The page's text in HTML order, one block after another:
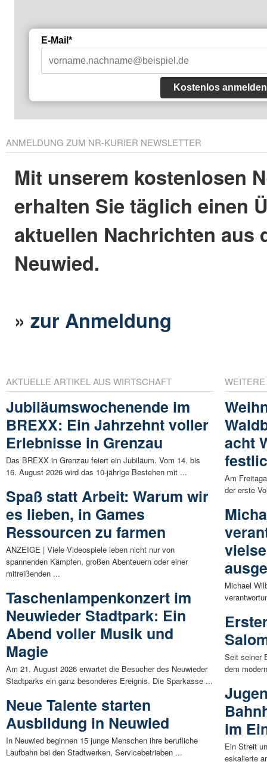
E-Mail*
Kostenlos anmelden
ANMELDUNG ZUM NR-KURIER NEWSLETTER
Mit unserem kostenlosen
erhalten Sie täglich einen
aktuellen Nachrichten aus
Neuwied.
»zur Anmeldung
AKTUELLE ARTIKEL AUS WIRTSCHAFT
Jubiläumswochenende im
BREXX: Ein Jahrzehnt voller
Erlebnisse in Grenzau
Das BREXX in Grenzau feiert ein Jubiläum. Vom 14. bis
16. August 2026 wird das 10-jährige Bestehen mit ...
Spaß statt Arbeit: Warum wir
es lieben, in Games
Ressourcen zu farmen
ANZEIGE | Viele Videospiele leben nicht nur von
spannenden Kämpfen, großen Abenteuern oder einer
mitreißenden ...
Taschenlampenkonzert im
Neuwieder Stadtpark: Ein
Abend voller Musik und
Magie
Am 21. August 2026 erwartet die Besucher des Neuwieder
Stadtparks ein ganz besonderes Ereignis. Die Sparkasse ...
Neue Talente starten
Ausbildung in Neuwied
In Neuwied beginnen 15 junge Menschen ihre berufliche
Laufbahn bei den Stadtwerken, Servicebetrieben ...
acht
Am
der erste
Michael
Seit seiner
dem
im
Ein Streit
eskalierte